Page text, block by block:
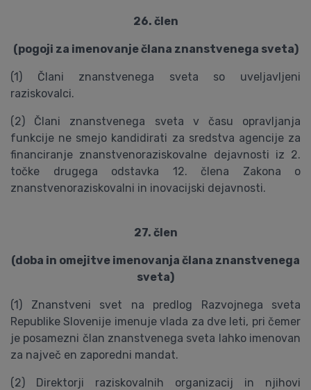
26. člen
(pogoji za imenovanje člana znanstvenega sveta)
(1) Člani znanstvenega sveta so uveljavljeni
raziskovalci.
(2) Člani znanstvenega sveta v času opravljanja
funkcije ne smejo kandidirati za sredstva agencije za
financiranje znanstvenoraziskovalne dejavnosti iz 2.
točke drugega odstavka 12. člena Zakona o
znanstvenoraziskovalni in inovacijski dejavnosti.
27. člen
(doba in omejitve imenovanja člana znanstvenega
sveta)
(1) Znanstveni svet na predlog Razvojnega sveta
Republike Slovenije imenuje vlada za dve leti, pri čemer
je posamezni član znanstvenega sveta lahko imenovan
za največ en zaporedni mandat.
(2) Direktorji raziskovalnih organizacij in njihovi